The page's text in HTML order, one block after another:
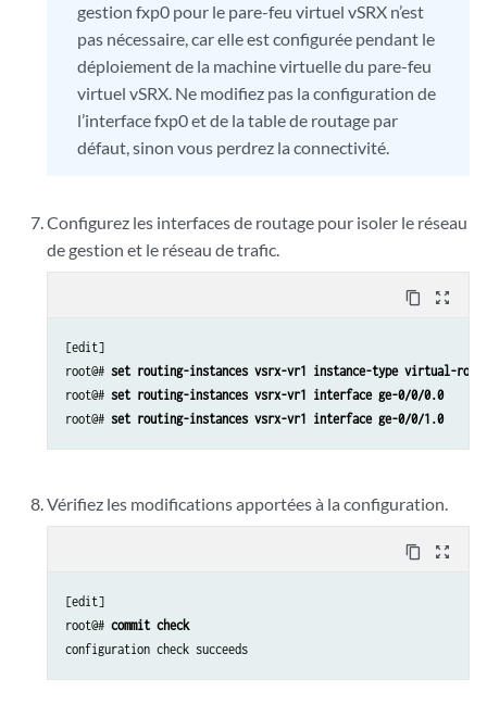
gestion fxp0 pour le pare-feu virtuel vSRX n’est
pas nécessaire, car elle est configurée pendant le
déploiement de la machine virtuelle du pare-feu
virtuel vSRX. Ne modifiez pas la configuration de
l’interface fxp0 et de la table de routage par
défaut, sinon vous perdrez la connectivité.
Configurez les interfaces de routage pour isoler le réseau
de gestion et le réseau de trafic.
content_copy zoom_out_map
[edit]
root@# set routing-instances vsrx-vr1 instance-type virtual-
root@# set routing-instances vsrx-vr1 interface ge-0/0/0.0
root@# set routing-instances vsrx-vr1 interface ge-0/0/1.0
Vérifiez les modifications apportées à la configuration.
content_copy zoom_out_map
[edit]
root@# commit check